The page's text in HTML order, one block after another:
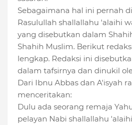
Sebagaimana hal ini pernah
Rasulullah shallallahu 'alaihi
yang disebutkan dalam
Shahih Muslim. Berikut
lengkap. Redaksi ini
dalam tafsirnya dan dinukil
Dari Ibnu Abbas dan A'isyah
menceritakan:
Dulu ada seorang remaja
pelayan Nabi shallallahu